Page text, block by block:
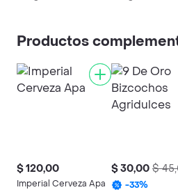
Productos
$ 120,00
Imperial Cerveza Apa
$ 30,00 $
-33%